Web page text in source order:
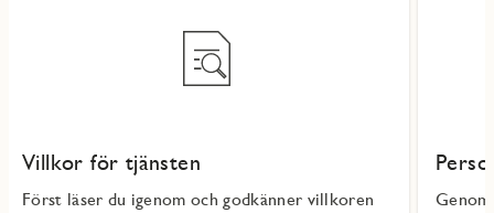
Villkor för tjänsten
Först läser du igenom och godkänner villkoren